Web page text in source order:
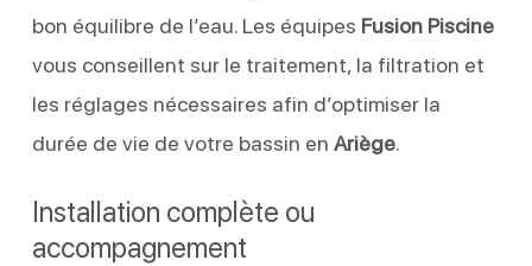
bon équilibre de l’eau. Les équipes Fusion Piscine
vous conseillent sur le traitement, la filtration et
les réglages nécessaires afin d’optimiser la
durée de vie de votre bassin en Ariège.
Installation complète ou
accompagnement